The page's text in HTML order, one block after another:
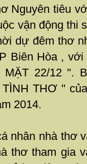
Nguyên tiêu
vận động thi
dự đêm thơ
Biên Hòa ,
22/12 ".
THƠ "
2014.
nhân nhà thơ
thơ tham gia